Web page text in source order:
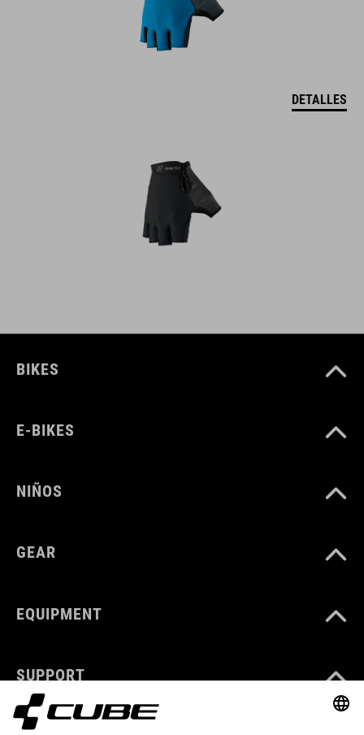
DETALLES
BIKES
E-BIKES
NIÑOS
GEAR
EQUIPMENT
SUPPORT